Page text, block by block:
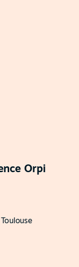
Orpi